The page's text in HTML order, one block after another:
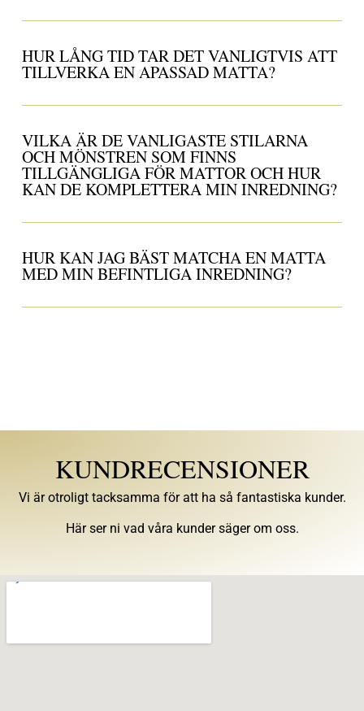
HUR LÅNG TID TAR DET VANLIGTVIS ATT
TILLVERKA EN APASSAD MATTA?
VILKA ÄR DE VANLIGASTE STILARNA
OCH MÖNSTREN SOM FINNS
TILLGÄNGLIGA FÖR MATTOR OCH HUR
KAN DE KOMPLETTERA MIN INREDNING?
HUR KAN JAG BÄST MATCHA EN MATTA
MED MIN BEFINTLIGA INREDNING?
KUNDRECENSIONER
Vi är otroligt tacksamma för att ha så fantastiska kunder.
Här ser ni vad våra kunder säger om oss.